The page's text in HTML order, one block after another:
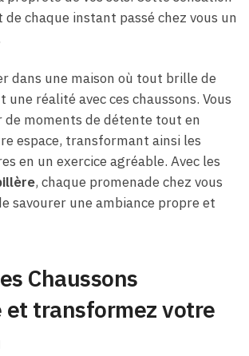
chaque instant passé chez vous un
dans une maison où tout brille de
réalité avec ces chaussons. Vous
moments de détente tout en
espace, transformant ainsi les
en un exercice agréable. Avec les
, chaque promenade chez vous
savourer une ambiance propre et
Chaussons
et transformez votre